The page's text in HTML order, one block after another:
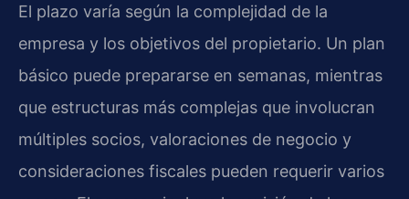
El plazo varía según la complejidad de la
empresa y los objetivos del propietario. Un plan
básico puede prepararse en semanas, mientras
que estructuras más complejas que involucran
múltiples socios, valoraciones de negocio y
consideraciones fiscales pueden requerir varios